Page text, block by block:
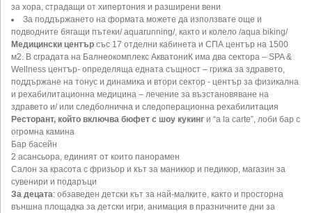
за хора, страдащи от хипертония и разширени вени
За поддържането на формата можете да използвате още и
подводните бягащи пътеки/ aquarunning/, както и колело /aqua biking/
Mедицински център със 17 отделни кабинета и СПА център на 1500
м2. В сградата на Балнеокомплекс АкватониК има два сектора – SPA &
Wellness център- определяща едната същност – грижа за здравето,
поддържане на тонус и динамика и втори сектор - център за физикална
и рехабилитационна медицина – лечение за възстановяване на
здравето и/ или следболнична и следоперационна рехабилитация
Ресторант, който включва бюфет с шоу кукинг и “а la carte”, лоби бар с
огромна камина
Бар басейн
2 асансьора, единият от които панорамен
Салон за красота с фризьор и кът за маникюр и педикюр, магазин за
сувенири и подаръци
За децата: обзаведен детски кът за най-малките, както и просторна
външна площадка за детски игри, анимация в празничните дни за